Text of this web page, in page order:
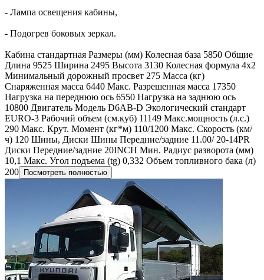
- Лампа освещения кабины,
- Подогрев боковых зеркал.
Кабина стандартная Размеры (мм) Колесная база 5850 Общие
Длина 9525 Ширина 2495 Высота 3130 Колесная формула 4x2
Минимальный дорожный просвет 275 Масса (кг)
Снаряженная масса 6440 Макс. Разрешенная масса 17350
Нагрузка на переднюю ось 6550 Нагрузка на заднюю ось
10800 Двигатель Модель D6AB-D Экологический стандарт
EURO-3 Рабочий объем (см.куб) 11149 Макс.мощность (л.с.)
290 Макс. Крут. Момент (кг*м) 110/1200 Макс. Скорость (км/
ч) 120 Шины, Диски Шины Передние/задние 11.00/ 20-14PR
Диски Передние/задние 20INCH Мин. Радиус разворота (мм)
10,1 Макс. Угол подъема (tg) 0,332 Объем топливного бака (л)
200
Посмотреть полностью